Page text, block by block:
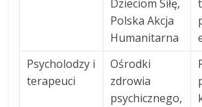
Dzieciom Siłę,
Polska Akcja
Humanitarna
Psycholodzy i
terapeuci
Ośrodki
zdrowia
psychicznego,